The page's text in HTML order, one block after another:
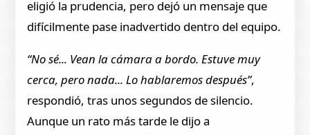
eligió la prudencia, pero dejó un mensaje que
difícilmente pase inadvertido dentro del equipo.
“No sé... Vean la cámara a bordo. Estuve muy
cerca, pero nada... Lo hablaremos después”,
respondió, tras unos segundos de silencio.
Aunque un rato más tarde le dijo a